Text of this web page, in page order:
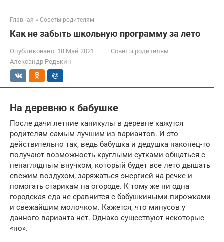
Главная » Советы родителям
Как не забыть школьную программу за лето
Опубликовано: 18 Май 2021
Советы родителям
Александр Редькин
На деревню к бабушке
После дачи летние каникулы в деревне кажутся
родителям самым лучшим из вариантов. И это
действительно так, ведь бабушка и дедушка наконец-то
получают возможность круглыми сутками общаться с
ненаглядным внучком, который будет все лето дышать
свежим воздухом, заряжаться энергией на речке и
помогать старикам на огороде. К тому же ни одна
городская еда не сравнится с бабушкиными пирожками
и свежайшим молочком. Кажется, что минусов у
данного варианта нет. Однако существуют некоторые
«но».